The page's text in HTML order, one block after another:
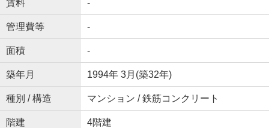
賃料 -
管理費等 -
面積 -
築年月 1994年 3月(築32年)
種別 / 構造 マンション / 鉄筋コンクリート
階建 4階建